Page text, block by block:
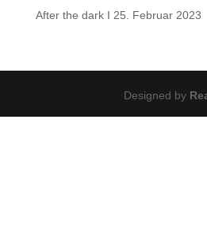
After the dark I 25. Februar 2023
Designed by